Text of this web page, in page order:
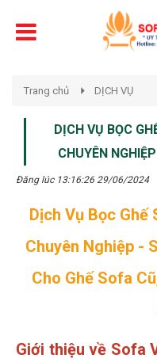
Trang chủ DỊCH VỤ
DỊCH VỤ BỌC
CHUYÊN
Đăng lúc 13:16:26 29/06/2024
Dịch Vụ Bọc Ghế
Chuyên Nghiệp -
Cho Ghế Sofa
Giới thiệu về Sofa